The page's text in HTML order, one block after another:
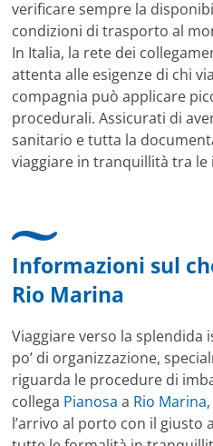
verificare sempre la
condizioni di trasporto al
In Italia, la rete dei
attenta alle esigenze di chi
compagnia può applicare
procedurali. Assicurati di
sanitario e tutta la
viaggiare in tranquillità tra le
Informazioni sul
Rio Marina
Viaggiare verso la splendida
po’ di organizzazione,
riguarda le procedure di
collega Pianosa a Rio Marina
l’arrivo al porto con il